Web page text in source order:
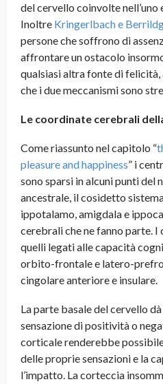
del cervello coinvolte nell’uno
Inoltre Kringerlbach e
persone che soffrono di
affrontare un ostacolo
qualsiasi altra fonte di
che i due meccanismi sono
Le coordinate cerebrali
Come riassunto nel capitolo “
pleasure and happiness” i
sono sparsi in alcuni punti del
ancestrale, il cosìdetto
ippotalamo, amigdala e
cerebrali che ne fanno parte.
quelli legati alle capacità
orbito-frontale e latero-
cingolare anteriore e insulare.
La parte basale del cervello
sensazione di positività o
corticale renderebbe
delle proprie sensazioni e la
l’impatto. La corteccia